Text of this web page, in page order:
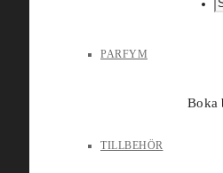
PARFYM
TILLBEHÖR
Boka